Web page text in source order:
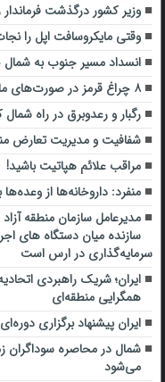
وزیر کشور درگذشت
وقتی مایکروسافت اپل را
انسداد مسیر جنوب به شمال
۸ چراغ قرمز در صورت‌های مالی که احتمال تقلب را آشکار می‌کند
رگبار و رعدوبرق در راه
شفافیت و مدیریت تعارض
مراقب علائم هپاتیت باشید!
منفرد: داروخانه‌ها از وعده‌ها
مدیرعامل سازمان منطقه
سازنده میان دستگاه‌ های
سرمایه‌گذاری در ارس است
ایران؛ شریک راهبردی
همگرایی منطقه‌ای
ایران پیشنهاد برگزاری
شمال در محاصره سوداگران
می‌شود